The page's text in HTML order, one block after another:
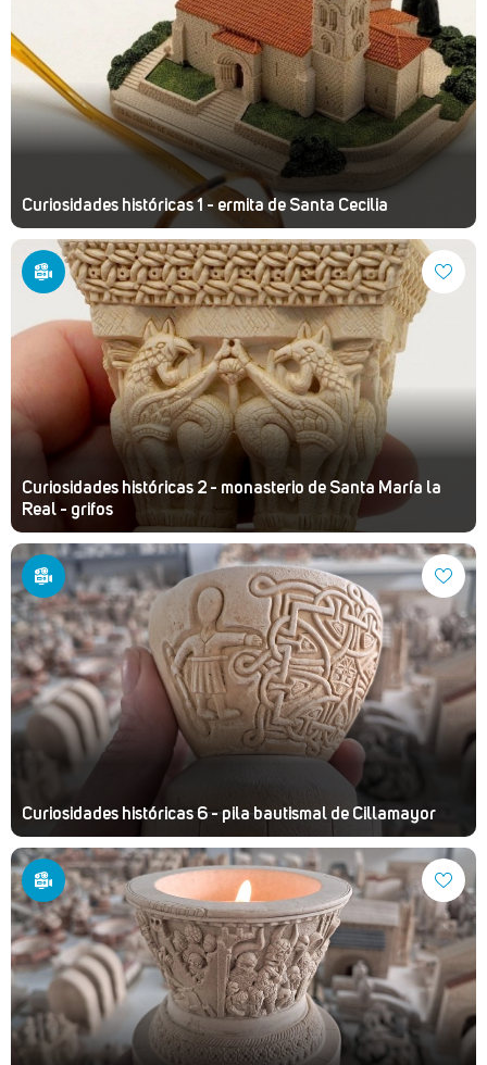
Curiosidades históricas 1 - ermita de Santa Cecilia
Curiosidades históricas 2 - monasterio de Santa María la
Real - grifos
Curiosidades históricas 6 - pila bautismal de Cillamayor